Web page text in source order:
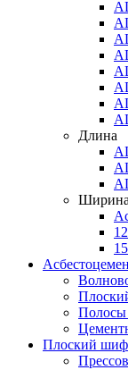
Длина
Ширина
Полосы
Плоский